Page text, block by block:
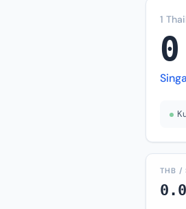
1
THB /